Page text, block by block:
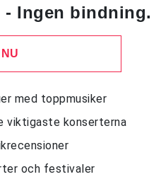
- Ingen bindning.
med toppmusiker
viktigaste konserterna
och festivaler